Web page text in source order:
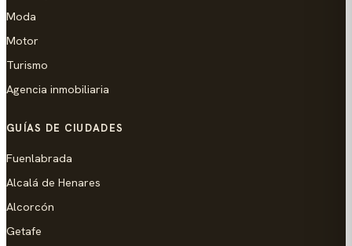
Moda
Motor
Turismo
Agencia inmobiliaria
GUÍAS DE CIUDADES
Fuenlabrada
Alcalá de Henares
Alcorcón
Getafe